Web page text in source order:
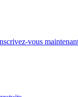
vous